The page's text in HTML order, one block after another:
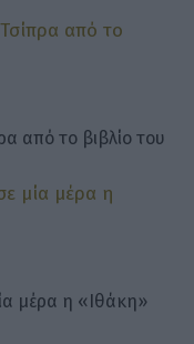
από το βιβλίο του
μέρα η «Ιθάκη»